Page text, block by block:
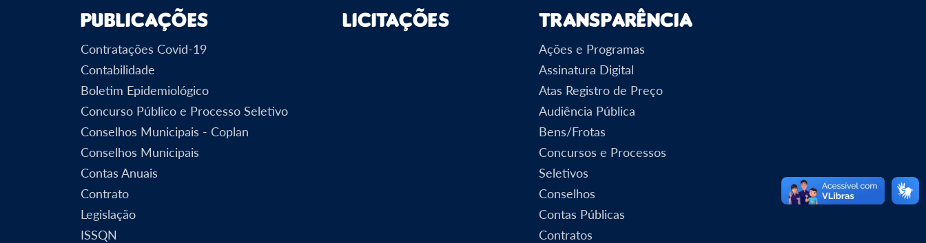
Publicações
Contratações Covid-19
Contabilidade
Boletim Epidemiológico
Concurso Público e Processo Seletivo
Conselhos Municipais - Coplan
Conselhos Municipais
Contas Anuais
Contrato
Legislação
ISSQN
Licitações Transparência
Ações e Programas
Assinatura Digital
Atas Registro de Preço
Audiência Pública
Bens/Frotas
Concursos e Processos
Seletivos
Conselhos
Contas Públicas
Contratos